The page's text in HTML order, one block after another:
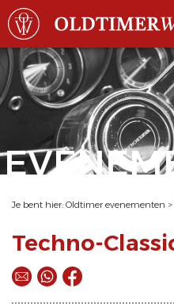
Je bent hier: Oldtimer evenementen >
Techno-